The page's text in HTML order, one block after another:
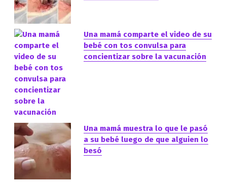
Una mamá comparte el video de su
bebé con tos convulsa para
concientizar sobre la vacunación
Una mamá muestra lo que le pasó
a su bebé luego de que alguien lo
besó